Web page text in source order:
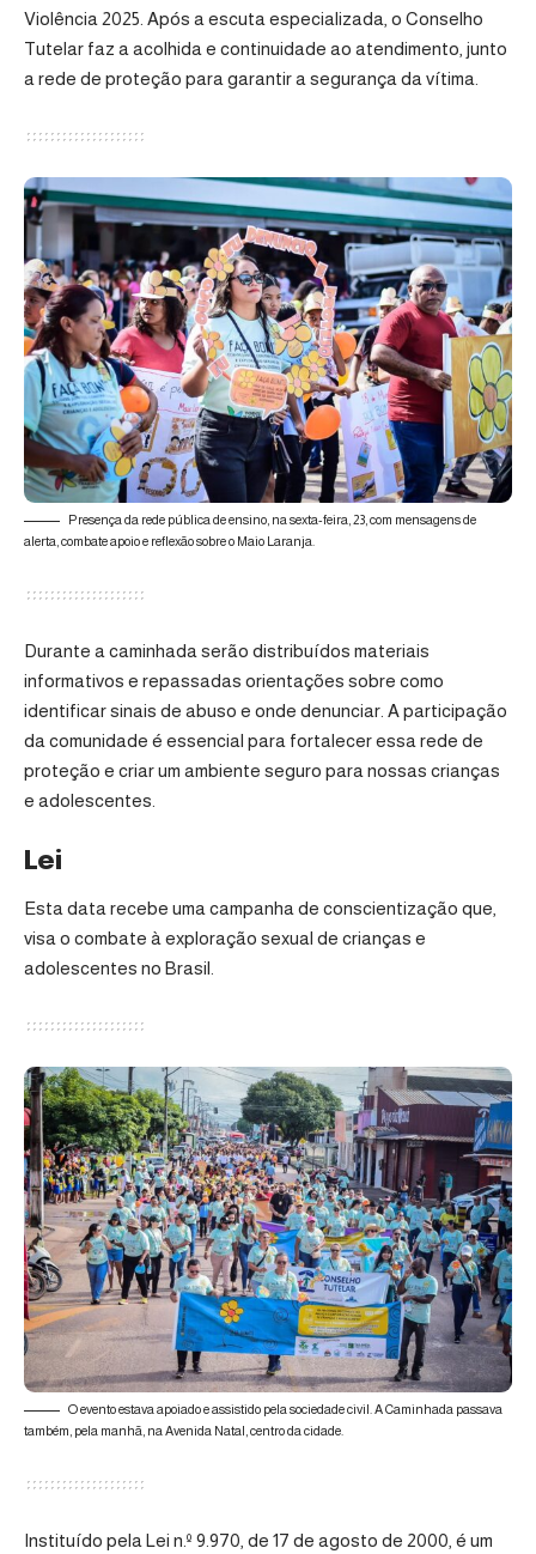
Violência 2025. Após a escuta especializada, o Conselho
Tutelar faz a acolhida e continuidade ao atendimento, junto
a rede de proteção para garantir a segurança da vítima.
Presença da rede pública de ensino, na sexta-feira, 23, com mensagens de
alerta, combate apoio e reflexão sobre o Maio Laranja.
Durante a caminhada serão distribuídos materiais
informativos e repassadas orientações sobre como
identificar sinais de abuso e onde denunciar. A participação
da comunidade é essencial para fortalecer essa rede de
proteção e criar um ambiente seguro para nossas crianças
e adolescentes.
Lei
Esta data recebe uma campanha de conscientização que,
visa o combate à exploração sexual de crianças e
adolescentes no Brasil.
O evento estava apoiado e assistido pela sociedade civil. A Caminhada passava
também, pela manhã, na Avenida Natal, centro da cidade.
Instituído pela Lei n.º 9.970, de 17 de agosto de 2000, é um